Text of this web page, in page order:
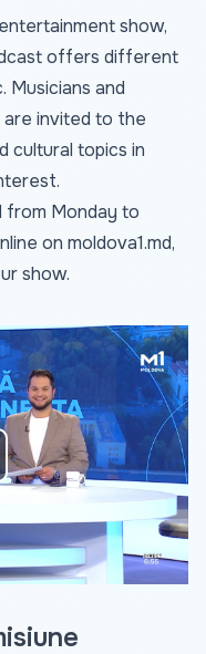
show,
offers different
and
are invited to the
cultural topics in
from Monday to
on moldova1.md,
show.